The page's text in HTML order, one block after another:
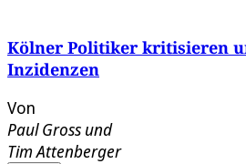
Kölner Politiker kritisieren
Inzidenzen
Von
Paul Gross und
Tim Attenberger